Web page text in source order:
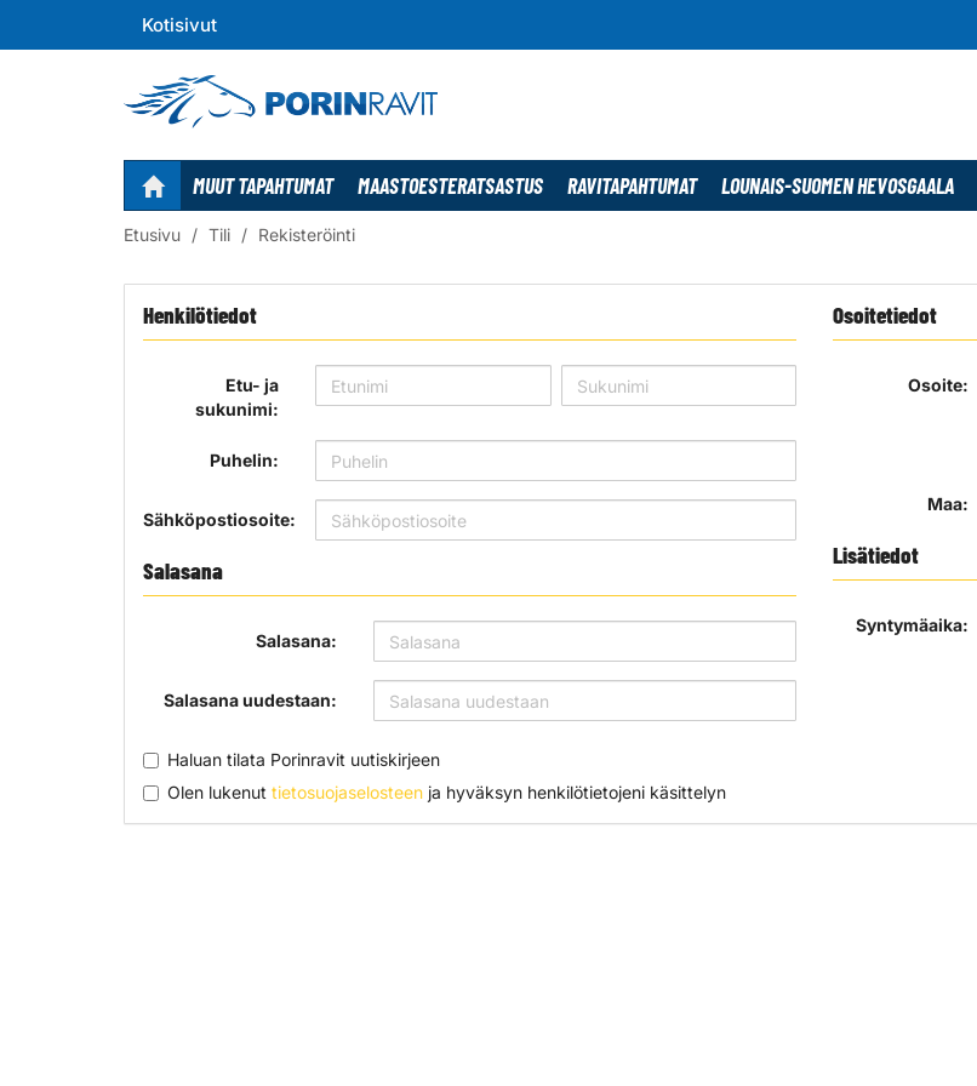
Kotisivut
MUUT TAPAHTUMAT MAASTOESTERATSASTUS RAVITAPAHTUMAT LOUNAIS-SUOMEN HEVOSGAALA
Etusivu Tili Rekisteröinti
Henkilötiedot
Etu- ja
sukunimi:
Puhelin:
Sähköpostiosoite:
Salasana
Salasana:
Salasana uudestaan:
Osoitetiedot
Osoite:
Maa:
Lisätiedot
Syntymäaika:
Haluan tilata Porinravit uutiskirjeen
Olen lukenut tietosuojaselosteen ja hyväksyn henkilötietojeni käsittelyn